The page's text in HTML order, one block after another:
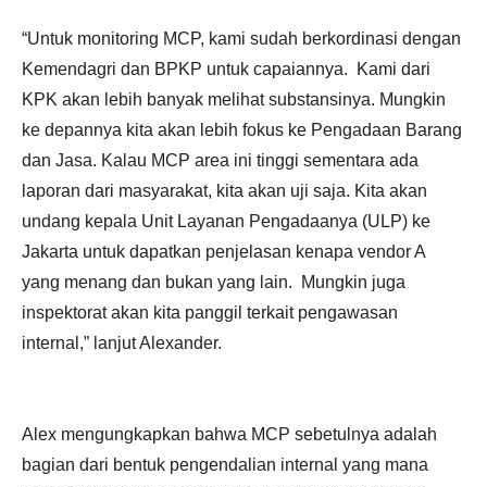
“Untuk monitoring MCP, kami sudah berkordinasi dengan
Kemendagri dan BPKP untuk capaiannya.
Kami dari
KPK akan lebih banyak melihat substansinya. Mungkin
ke depannya kita akan lebih fokus ke Pengadaan Barang
dan Jasa. Kalau MCP area ini tinggi sementara ada
laporan dari masyarakat, kita akan uji saja. Kita akan
undang kepala Unit Layanan Pengadaanya (ULP) ke
Jakarta untuk dapatkan penjelasan kenapa vendor A
yang menang dan bukan yang lain.
Mungkin juga
inspektorat akan kita panggil terkait pengawasan
internal,” lanjut Alexander.
Alex mengungkapkan bahwa MCP sebetulnya adalah
bagian dari bentuk pengendalian internal yang mana